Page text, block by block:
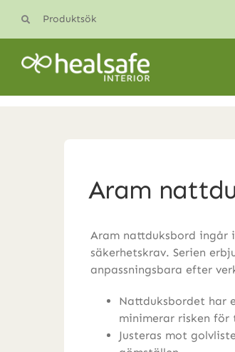
content
Produktsök
Aram
Aram nattduksbord ingår
säkerhetskrav. Serien
anpassningsbara efter
Nattduksbordet har
minimerar risken för
Justeras mot